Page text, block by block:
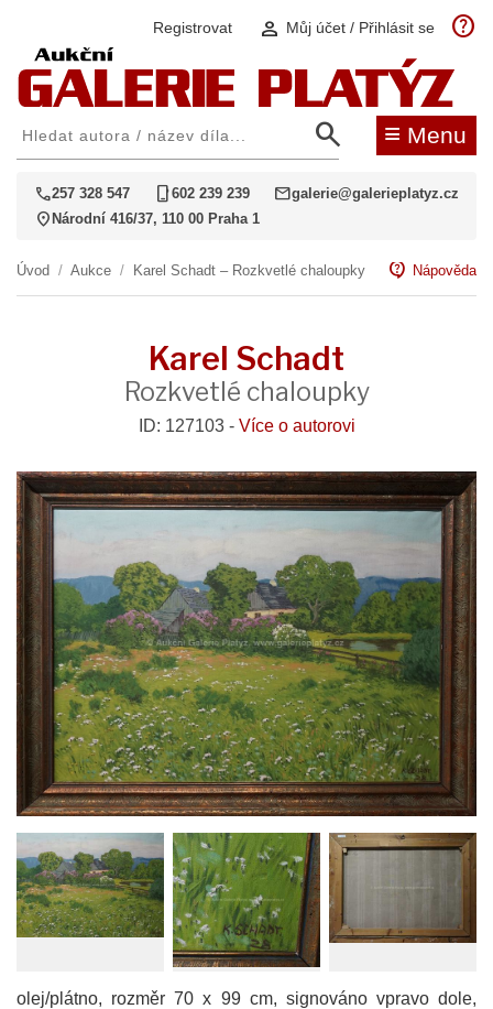
Registrovat person Můj účet / Přihlásit se help
search ≡ Menu
call257 328 547 phone_iphone602 239 239 mailgalerie@galerieplatyz.cz
location_on Národní 416/37, 110 00 Praha 1
Úvod / Aukce / Karel Schadt – Rozkvetlé chaloupky contact_support Nápověda
Karel Schadt
Rozkvetlé chaloupky
ID: 127103 - Více o autorovi
olej/plátno, rozměr 70 x 99 cm, signováno vpravo dole,